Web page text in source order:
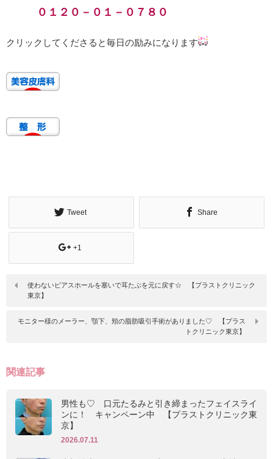
０１２０－０１－０７８０
クリックしてくださると毎日の励みになります
Tweet Share
+1
使わないピアスホールを塞いで耳たぶを元に戻す☆ 【プラストクリニック
東京】
モニター様のメーラー、顎下、頬の脂肪吸引手術がありました♡ 【プラス
トクリニック東京】
関連記事
男性も♡ 口元たるみと引き締まったフェイスライ
ンに！ キャンペーン中 【プラストクリニック東
京】
2026.07.11